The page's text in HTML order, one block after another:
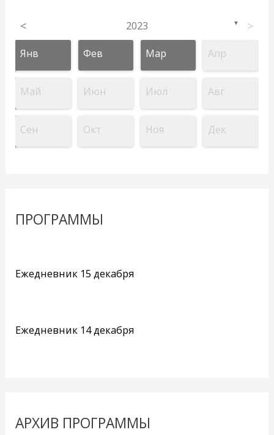
< 2023 ▼ >
Янв Фев Мар Апр
Май Июн Июл Авг
Сен Окт Ноя Дек
ПРОГРАММЫ
Ежедневник 15 декабря
Ежедневник 14 декабря
АРХИВ ПРОГРАММЫ